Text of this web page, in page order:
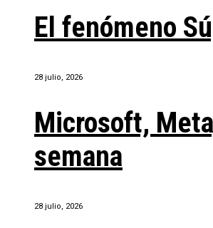
El fenómeno
28 julio, 2026
Microsoft,
semana
28 julio, 2026